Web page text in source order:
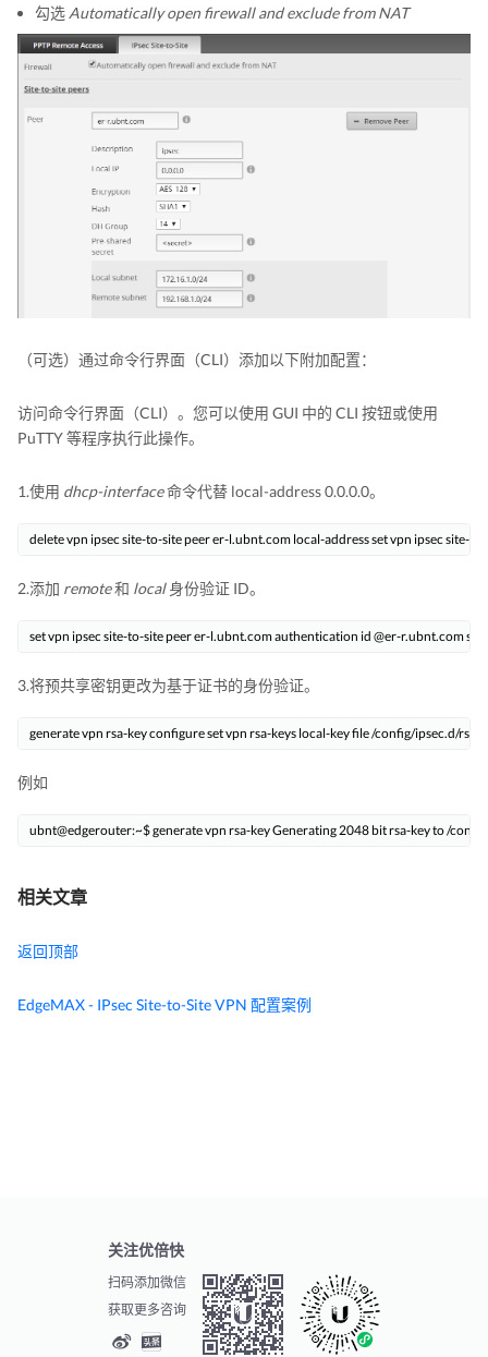
勾选Automatically open firewall and exclude from NAT
（可选）通过命令行界面（CLI）添加以下附加配置：
访问命令行界面（CLI）。您可以使用 GUI 中的 CLI 按钮或使用
PuTTY 等程序执行此操作。
1.使用 dhcp-interface命令代替 local-address 0.0.0.0。
delete vpn ipsec site-to-site peer er-l.ubnt.com local-address set vpn ipsec site-
2.添加 remote和 local身份验证 ID。
set vpn ipsec site-to-site peer er-l.ubnt.com authentication id @er-r.ubnt.com
3.将预共享密钥更改为基于证书的身份验证。
generate vpn rsa-key configure set vpn rsa-keys local-key file /config/ipsec.d/
例如
ubnt@edgerouter:~$ generate vpn rsa-key Generating 2048 bit rsa-key to /
相关文章
返回顶部
EdgeMAX - IPsec Site-to-Site VPN 配置案例
关注优倍快
扫码添加微信
获取更多咨询